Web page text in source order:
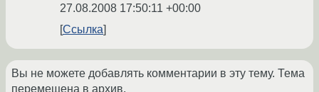
27.08.2008 17:50:11 +00:00
Ссылка
Вы не можете добавлять комментарии в эту тему. Тема
перемещена в архив.